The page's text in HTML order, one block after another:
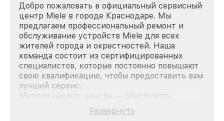
Добро пожаловать в официальный сервисный
центр Miele в городе Краснодаре. Мы
предлагаем профессиональный ремонт и
обслуживание устройств Miele для всех
жителей города и окрестностей. Наша
команда состоит из сертифицированных
специалистов, которые постоянно повышают
свою квалификацию, чтобы предоставить вам
лучший сервис.
Миссия нашего центра — обеспечить
качественный и доступный ремонт для
каждого пользователя продукции Miele, вне
Развернуть